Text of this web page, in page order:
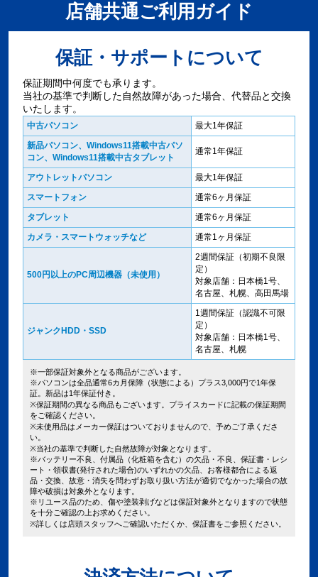
店舗共通ご利用ガイド
保証・サポートについて
保証期間中何度でも承ります。
当社の基準で判断した自然故障があった場合、代替品と交換
いたします。
中古パソコン
最大1年保証
新品パソコン、Windows11搭載中古パソ
コン、Windows11搭載中古タブレット
通常1年保証
アウトレットパソコン
最大1年保証
スマートフォン
通常6ヶ月保証
タブレット
通常6ヶ月保証
カメラ・スマートウォッチなど
通常1ヶ月保証
500円以上のPC周辺機器（未使用）
2週間保証（初期不良限
定）
対象店舗：日本橋1号、
名古屋、札幌、高田馬場
ジャンクHDD・SSD
1週間保証（認識不可限
定）
対象店舗：日本橋1号、
名古屋、札幌
※一部保証対象外となる商品がございます。
※パソコンは全品通常6カ月保障（状態による）プラス3,000円で1年保
証。新品は1年保証付き。
※保証期間の異なる商品もございます。プライスカードに記載の保証期間
をご確認ください。
※未使用品はメーカー保証はついておりませんので、予めご了承くださ
い。
※当社の基準で判断した自然故障が対象となります。
※バッテリー不良、付属品（化粧箱を含む）の欠品・不良、保証書・レシ
ート・領収書(発行された場合)のいずれかの欠品、お客様都合による返
品・交換、故意・消失を問わずお取り扱い方法が適切でなかった場合の故
障や破損は対象外となります。
※リユース品のため、傷や塗装剥げなどは保証対象外となりますので状態
を十分ご確認の上お求めください。
※詳しくは店頭スタッフへご確認いただくか、保証書をご参照ください。